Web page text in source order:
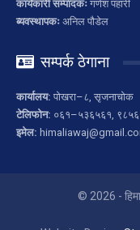
कार्यकारी सम्पादकः गणेश पहारी
ब्यवस्थापकः अनिल पौडेल
सम्पर्क ठेगाना
कार्यालय: पोखरा–८, सृजनाचोक
टेलिफोन: ०६१–५३६५६१,
इमेल:
© 2026 -